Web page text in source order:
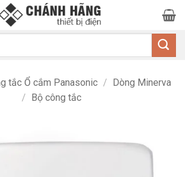
tắc Ổ cắm Panasonic / Dòng Minerva
/ Bộ công tắc